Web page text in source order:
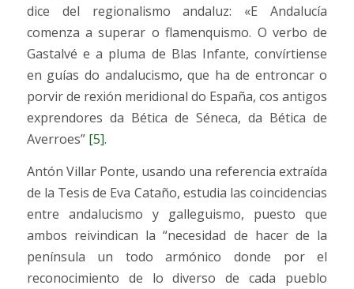
dice del regionalismo andaluz: «E Andalucía
comenza a superar o flamenquismo. O verbo de
Gastalvé e a pluma de Blas Infante, convírtiense
en guías do andalucismo, que ha de entroncar o
porvir de rexión meridional do España, cos antigos
exprendores da Bética de Séneca, da Bética de
Averroes” [5].
Antón Villar Ponte, usando una referencia extraída
de la Tesis de Eva Cataño, estudia las coincidencias
entre andalucismo y galleguismo, puesto que
ambos reivindican la “necesidad de hacer de la
península un todo armónico donde por el
reconocimiento de lo diverso de cada pueblo